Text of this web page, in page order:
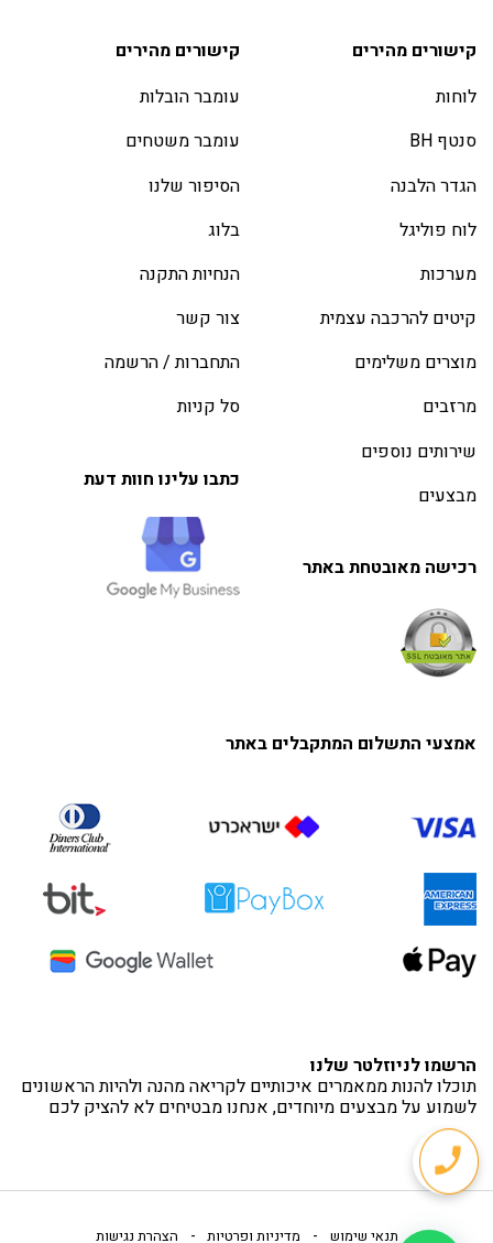
קישורים מהירים
לוחות
סנטף BH
הגדר הלבנה
לוח פוליגל
מערכות
קיטים להרכבה עצמית
מוצרים משלימים
מרזבים
שירותים נוספים
מבצעים
רכישה מאובטחת באתר
קישורים מהירים
עומבר הובלות
עומבר משטחים
הסיפור שלנו
בלוג
הנחיות התקנה
צור קשר
התחברות / הרשמה
סל קניות
כתבו עלינו חוות דעת
אמצעי התשלום המתקבלים באתר
הרשמו לניוזלטר שלנו
תוכלו להנות ממאמרים איכותיים לקריאה מהנה ולהיות הראשונים
לשמוע על מבצעים מיוחדים, אנחנו מבטיחים לא להציק לכם
תנאי שימוש - מדיניות ופרטיות - הצהרת נגישות